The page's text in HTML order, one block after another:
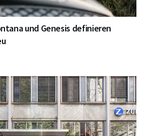
und Genesis definieren